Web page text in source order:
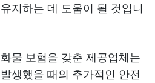
지하는 데 도움이 될 것입니
물 보험을 갖춘 제공업체는
생했을 때의 추가적인 안전